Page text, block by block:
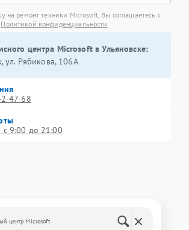
на ремонт техники Microsoft, Вы соглашаетесь с
Политикой конфиденциальности
центра Microsoft в Ульяновске:
ул. Рябикова, 106А
47-68
с 9:00 до 21:00
центр Microsoft